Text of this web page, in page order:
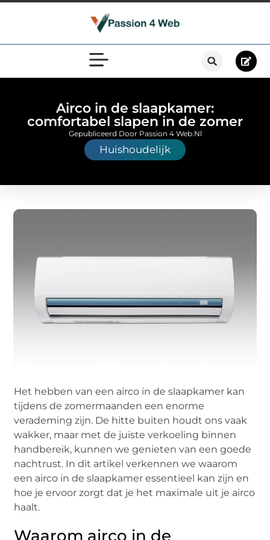
Airco in de slaapkamer:
comfortabel slapen in de zomer
Huishoudelijk
Gepubliceerd Door Passion 4 Web.nl
Het hebben van een airco in de slaapkamer kan
tijdens de zomermaanden een enorme
verademing zijn. De hitte buiten houdt ons vaak
wakker, maar met de juiste verkoeling binnen
handbereik, kunnen we genieten van een goede
nachtrust. In dit artikel verkennen we waarom
een airco in de slaapkamer essentieel kan zijn en
hoe je ervoor zorgt dat je het maximale uit je airco
haalt.
Waarom airco in de